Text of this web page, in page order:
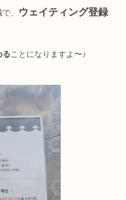
、 ウェイティング登録
ることになりますよ〜♪